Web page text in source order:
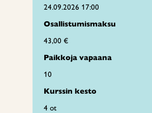
24.09.2026 17:00
Osallistumismaksu
43,00 €
Paikkoja vapaana
10
Kurssin kesto
4 ot